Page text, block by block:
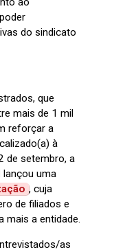
do sindicato
que
mais de 1 mil
reforçar a
à
de setembro, a
lançou uma
, cuja
de filiados e
mais a entidade.
as